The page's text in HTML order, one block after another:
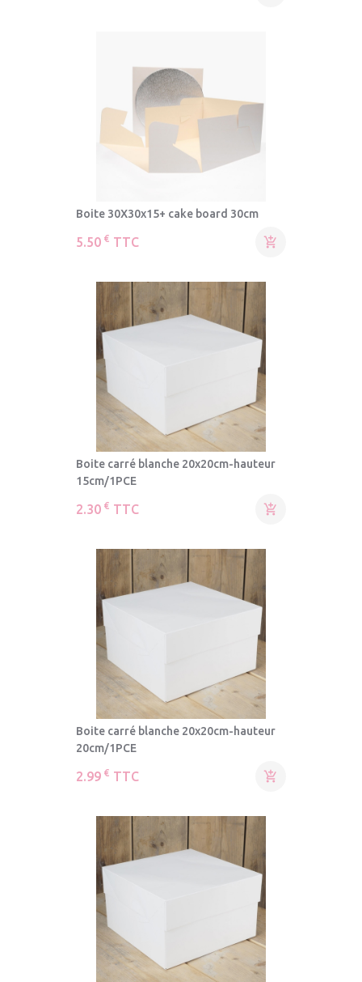
Boite 30X30x15+ cake board 30cm
5.50 € TTC 
Boite carré blanche 20x20cm-hauteur
15cm/1PCE
2.30 € TTC 
Boite carré blanche 20x20cm-hauteur
20cm/1PCE
2.99 € TTC 